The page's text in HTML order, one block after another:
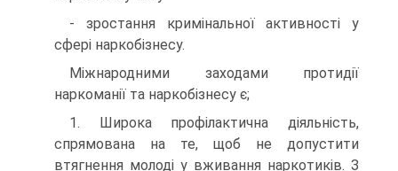
- зростання кримінальної активності у
сфері наркобізнесу.
Міжнародними заходами протидії
наркоманії та наркобізнесу є;
1. Широка профілактична діяльність,
спрямована на те, щоб не допустити
втягнення молоді у вживання наркотиків. З